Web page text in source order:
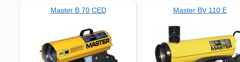
Master B 70 CED Master BV 110 E